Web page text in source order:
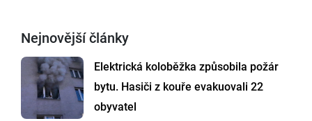
Nejnovější články
Elektrická koloběžka způsobila požár
bytu. Hasiči z kouře evakuovali 22
obyvatel